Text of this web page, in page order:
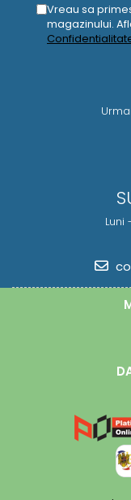
Vreau sa
magazinului.
Luni